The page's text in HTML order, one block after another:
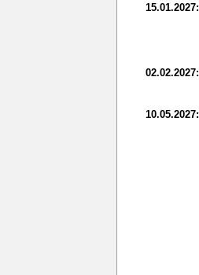
15.01.2027:
02.02.2027:
10.05.2027: